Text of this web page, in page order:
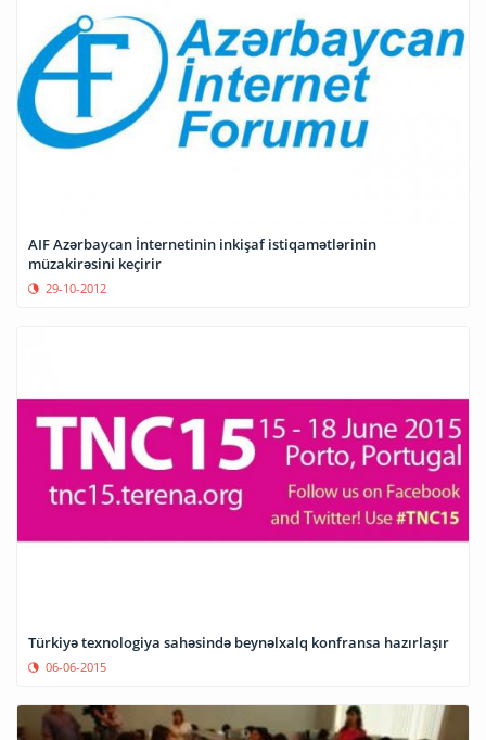
AIF Azərbaycan İnternetinin inkişaf istiqamətlərinin
müzakirəsini keçirir
29-10-2012
Türkiyə texnologiya sahəsində beynəlxalq konfransa hazırlaşır
06-06-2015